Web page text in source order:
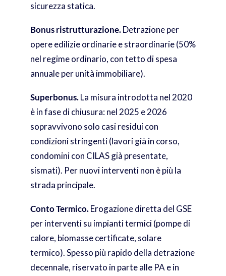
sicurezza statica.
Bonus ristrutturazione.Detrazione per
opere edilizie ordinarie e straordinarie (50%
nel regime ordinario, con tetto di spesa
annuale per unità immobiliare).
Superbonus.La misura introdotta nel 2020
è in fase di chiusura: nel 2025 e 2026
sopravvivono solo casi residui con
condizioni stringenti (lavori già in corso,
condomini con CILAS già presentate,
sismati). Per nuovi interventi non è più la
strada principale.
Conto Termico.Erogazione diretta del GSE
per interventi su impianti termici (pompe di
calore, biomasse certificate, solare
termico). Spesso più rapido della detrazione
decennale, riservato in parte alle PA e in